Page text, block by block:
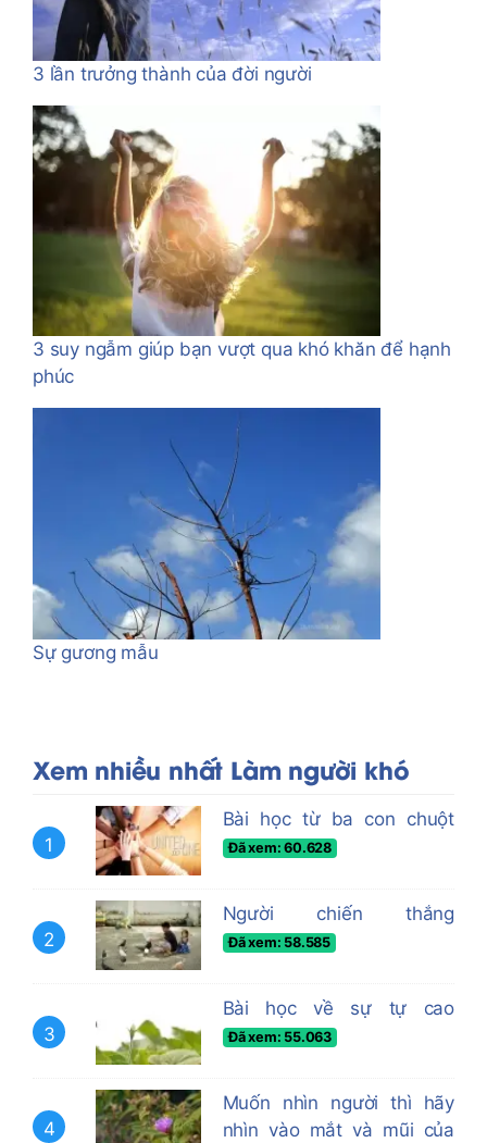
3 lần trưởng thành của đời người
3 suy ngẫm giúp bạn vượt qua khó khăn để hạnh
phúc
Sự gương mẫu
Xem nhiều nhất Làm người khó
1
Bài học từ ba con chuột
Đã xem: 60.628
2
Người chiến thắng
Đã xem: 58.585
3
Bài học về sự tự cao
Đã xem: 55.063
4
Muốn nhìn người thì hãy
nhìn vào mắt và mũi của